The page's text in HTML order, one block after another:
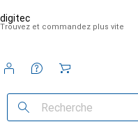
digitec
Trouvez et commandez plus vite
catégorie
Recherche
client
comparaison
d'envies